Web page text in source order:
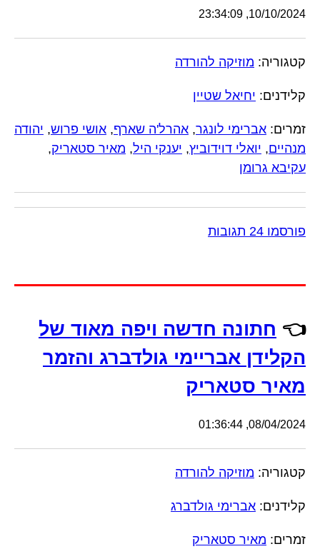
10/10/2024, 23:34:09
קטגוריה: מוזיקה להורדה
קלידנים: יחיאל שטיין
זמרים: אברימי לונגר, אהרל'ה שארף, אושי פרוש, יהודה
מנהיים, יואלי דוידוביץ, יענקי היל, מאיר סטאריק,
עקיבא גרומן
פורסמו 24 תגובות
👈 חתונה חדשה ויפה מאוד של
הקלידן אבריימי גולדברג והזמר
מאיר סטאריק
08/04/2024, 01:36:44
קטגוריה: מוזיקה להורדה
קלידנים: אברימי גולדברג
זמרים: מאיר סטאריק